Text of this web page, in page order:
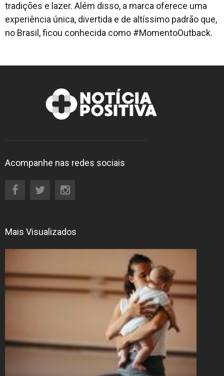
tradições e lazer. Além disso, a marca oferece uma
experiência única, divertida e de altíssimo padrão que,
no Brasil, ficou conhecida como #MomentoOutback.
Acompanhe nas redes sociais
Mais Visualizados